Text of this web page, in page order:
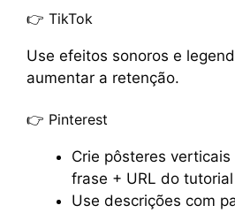
👉 TikTok
Use efeitos sonoros e
aumentar a retenção.
👉 Pinterest
Crie pôsteres
frase + URL do tutorial
Use descrições com